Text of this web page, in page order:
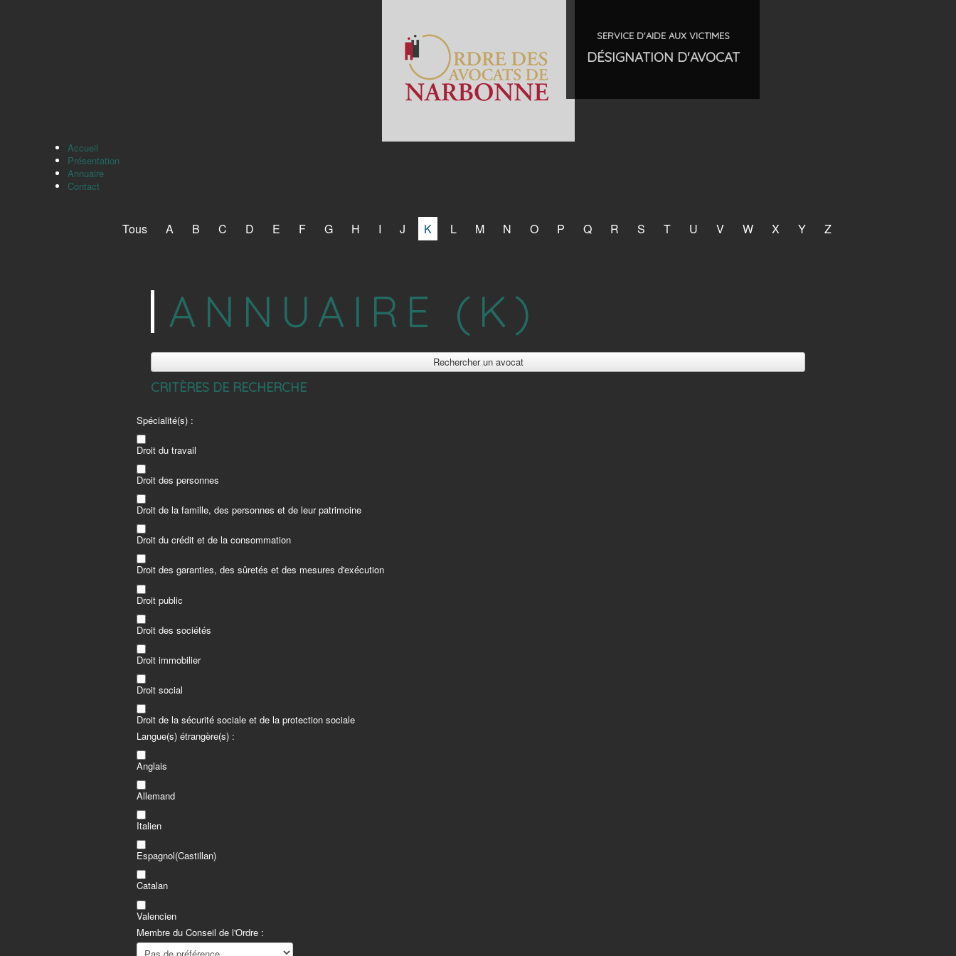
SERVICE D'AIDE AUX VICTIMES
DÉSIGNATION D'AVOCAT
Accueil
Présentation
Annuaire
Contact
Tous A B C D E F G H I J K L M N O P Q R S T U V W X Y Z
ANNUAIRE (K)
Rechercher un avocat
CRITÈRES DE RECHERCHE
Spécialité(s) :
Droit du travail
Droit des personnes
Droit de la famille, des personnes et de leur patrimoine
Droit du crédit et de la consommation
Droit des garanties, des sûretés et des mesures d'exécution
Droit public
Droit des sociétés
Droit immobilier
Droit social
Droit de la sécurité sociale et de la protection sociale
Langue(s) étrangère(s) :
Anglais
Allemand
Italien
Espagnol(Castillan)
Catalan
Valencien
Membre du Conseil de l'Ordre :